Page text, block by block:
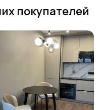
покупателей